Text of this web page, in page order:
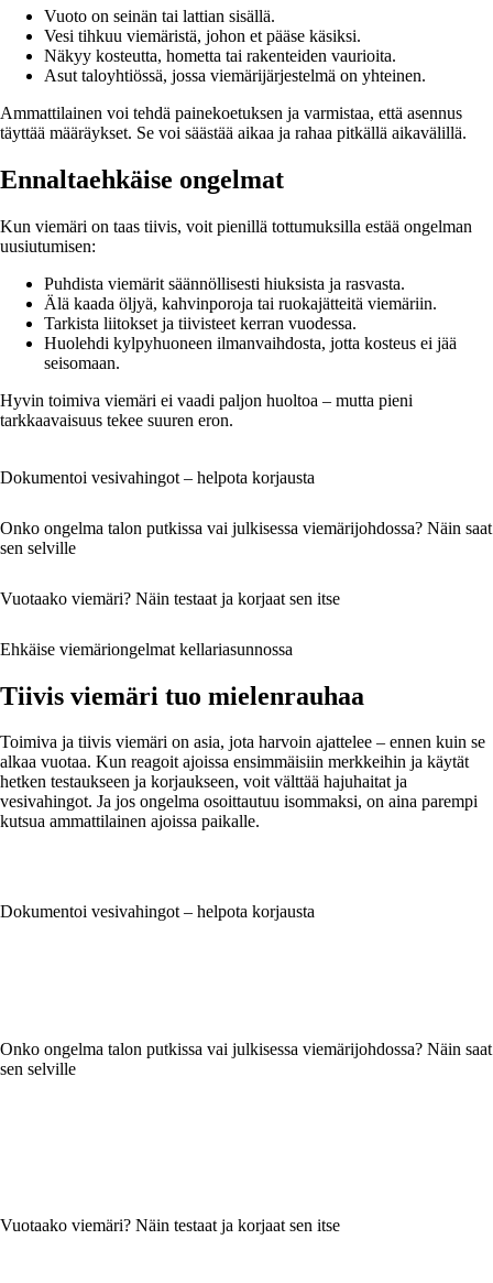
Vuoto on seinän tai lattian sisällä.
Vesi tihkuu viemäristä, johon et pääse käsiksi.
Näkyy kosteutta, hometta tai rakenteiden vaurioita.
Asut taloyhtiössä, jossa viemärijärjestelmä on yhteinen.
Ammattilainen voi tehdä painekoetuksen ja varmistaa, että asennus
täyttää määräykset. Se voi säästää aikaa ja rahaa pitkällä aikavälillä.
Ennaltaehkäise ongelmat
Kun viemäri on taas tiivis, voit pienillä tottumuksilla estää ongelman
uusiutumisen:
Puhdista viemärit säännöllisesti hiuksista ja rasvasta.
Älä kaada öljyä, kahvinporoja tai ruokajätteitä viemäriin.
Tarkista liitokset ja tiivisteet kerran vuodessa.
Huolehdi kylpyhuoneen ilmanvaihdosta, jotta kosteus ei jää
seisomaan.
Hyvin toimiva viemäri ei vaadi paljon huoltoa – mutta pieni
tarkkaavaisuus tekee suuren eron.
Dokumentoi vesivahingot – helpota korjausta
Onko ongelma talon putkissa vai julkisessa viemärijohdossa? Näin saat
sen selville
Vuotaako viemäri? Näin testaat ja korjaat sen itse
Ehkäise viemäriongelmat kellariasunnossa
Tiivis viemäri tuo mielenrauhaa
Toimiva ja tiivis viemäri on asia, jota harvoin ajattelee – ennen kuin se
alkaa vuotaa. Kun reagoit ajoissa ensimmäisiin merkkeihin ja käytät
hetken testaukseen ja korjaukseen, voit välttää hajuhaitat ja
vesivahingot. Ja jos ongelma osoittautuu isommaksi, on aina parempi
kutsua ammattilainen ajoissa paikalle.
Dokumentoi vesivahingot – helpota korjausta
Onko ongelma talon putkissa vai julkisessa viemärijohdossa? Näin saat
sen selville
Vuotaako viemäri? Näin testaat ja korjaat sen itse